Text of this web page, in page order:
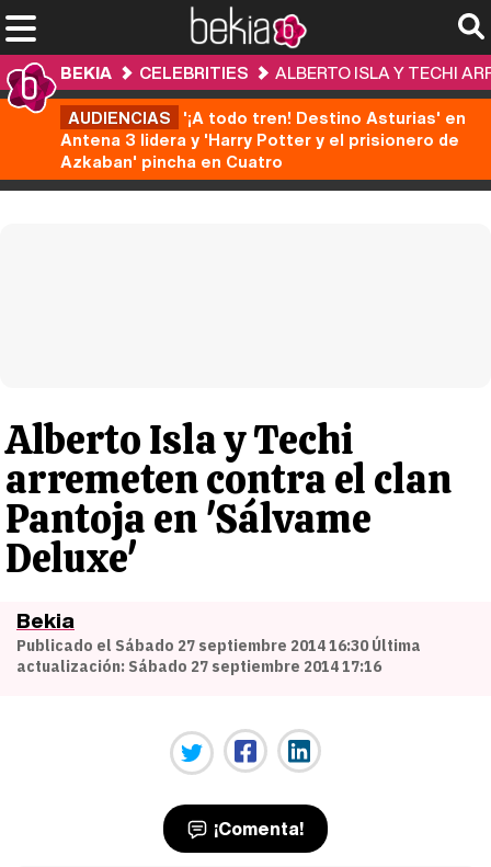
BEKIA CELEBRITIES
ALBERTO ISLA Y TECHI
AUDIENCIAS '¡A todo tren! Destino Asturias' en
Antena 3 lidera y 'Harry Potter y el prisionero de
Azkaban' pincha en Cuatro
Alberto Isla y Techi
arremeten contra el clan
Pantoja en 'Sálvame
Deluxe'
Bekia
Publicado el Sábado 27 septiembre 2014 16:30 Última
actualización: Sábado 27 septiembre 2014 17:16
¡Comenta!